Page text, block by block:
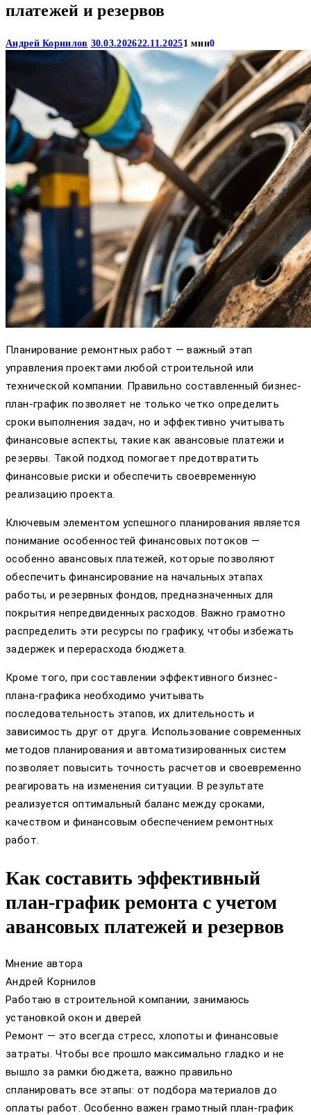
платежей и резервов
Андрей Корнилов 30.03.202622.11.20251 мин0
Планирование ремонтных работ — важный этап
управления проектами любой строительной или
технической компании. Правильно составленный бизнес-
план-график позволяет не только четко определить
сроки выполнения задач, но и эффективно учитывать
финансовые аспекты, такие как авансовые платежи и
резервы. Такой подход помогает предотвратить
финансовые риски и обеспечить своевременную
реализацию проекта.
Ключевым элементом успешного планирования является
понимание особенностей финансовых потоков —
особенно авансовых платежей, которые позволяют
обеспечить финансирование на начальных этапах
работы, и резервных фондов, предназначенных для
покрытия непредвиденных расходов. Важно грамотно
распределить эти ресурсы по графику, чтобы избежать
задержек и перерасхода бюджета.
Кроме того, при составлении эффективного бизнес-
плана-графика необходимо учитывать
последовательность этапов, их длительность и
зависимость друг от друга. Использование современных
методов планирования и автоматизированных систем
позволяет повысить точность расчетов и своевременно
реагировать на изменения ситуации. В результате
реализуется оптимальный баланс между сроками,
качеством и финансовым обеспечением ремонтных
работ.
Как составить эффективный
план-график ремонта с учетом
авансовых платежей и резервов
Мнение автора
Андрей Корнилов
Работаю в строительной компании, занимаюсь
установкой окон и дверей
Ремонт — это всегда стресс, хлопоты и финансовые
затраты. Чтобы все прошло максимально гладко и не
вышло за рамки бюджета, важно правильно
спланировать все этапы: от подбора материалов до
оплаты работ. Особенно важен грамотный план-график